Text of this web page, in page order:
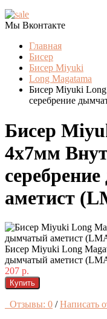
Мы Вконтакте
Главная
Бисер
Бисер Miyuki
Long Magatama
Бисер Miyuki
серебрение
Бисер
4x7мм
аметист
Бисер Miyuki Long
дымчатый аметист
207 р.
Купить
Отзывы: 0 / Написать